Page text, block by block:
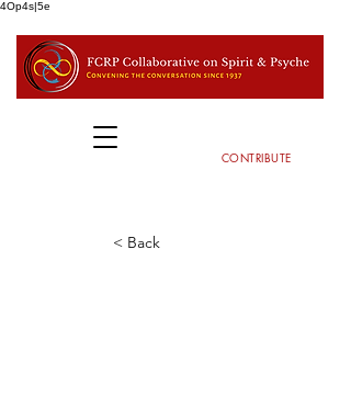
4Op4s|5e
CONTRIBUTE
< Back